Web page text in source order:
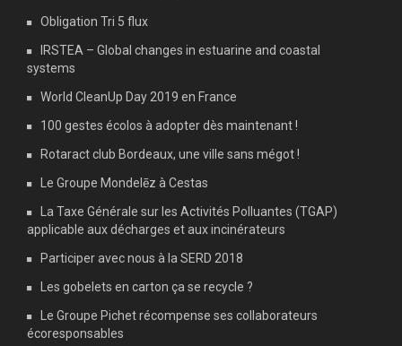
Obligation Tri 5 flux
IRSTEA – Global changes in estuarine and coastal
systems
World CleanUp Day 2019 en France
100 gestes écolos à adopter dès maintenant !
Rotaract club Bordeaux, une ville sans mégot !
Le Groupe Mondelēz à Cestas
La Taxe Générale sur les Activités Polluantes (TGAP)
applicable aux décharges et aux incinérateurs
Participer avec nous à la SERD 2018
Les gobelets en carton ça se recycle ?
Le Groupe Pichet récompense ses collaborateurs
écoresponsables